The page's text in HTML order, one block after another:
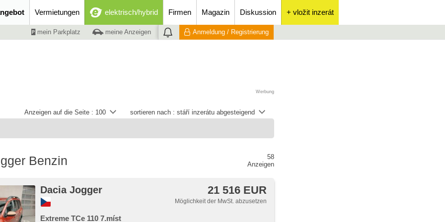
Vermietungen elektrisch/hybrid Firmen Magazin Diskussion + vložit inzerát
mein Parkplatz meine Anzeigen Anmeldung / Registrierung
Werbung
sortieren nach : stáří inzerátu abgesteigend
Anzeigen auf die Seite : 100
Benzin
58
Anzeigen
Dacia Jogger 21 516 EUR
Möglichkeit der MwSt. abzusetzen
Extreme TCe 110 7.míst